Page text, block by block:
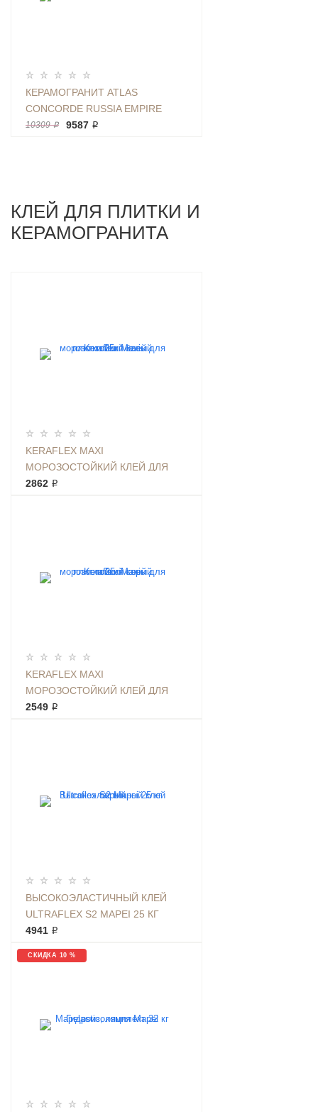
КЕРАМОГРАНИТ ATLAS
CONCORDE RUSSIA EMPIRE
CALACATTA BLACK LAPP 120X278
10309 ₽ 9587 ₽
КЛЕЙ ДЛЯ ПЛИТКИ И
КЕРАМОГРАНИТА
KERAFLEX MAXI
МОРОЗОСТОЙКИЙ КЛЕЙ ДЛЯ
ПЛИТКИ 25КГ БЕЛЫЙ
2862 ₽
KERAFLEX MAXI
МОРОЗОСТОЙКИЙ КЛЕЙ ДЛЯ
ПЛИТКИ 25КГ СЕРЫЙ
2549 ₽
ВЫСОКОЭЛАСТИЧНЫЙ КЛЕЙ
ULTRAFLEX S2 MAPEI 25 КГ
СЕРЫЙ
4941 ₽
СКИДКА 10 %